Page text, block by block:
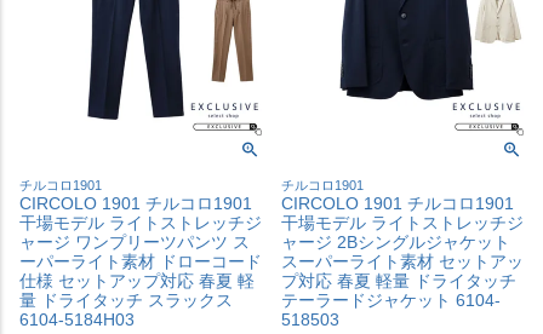
チルコロ1901
CIRCOLO 1901 チルコロ1901
干場モデル ライトストレッチジ
ャージ ワンプリーツパンツ ス
ーパーライト素材 ドローコード
仕様 セットアップ対応 春夏 軽
量 ドライタッチ スラックス
6104-5184H03
チルコロ1901
CIRCOLO 1901 チルコロ1901
干場モデル ライトストレッチジ
ャージ 2Bシングルジャケット
スーパーライト素材 セットアッ
プ対応 春夏 軽量 ドライタッチ
テーラードジャケット 6104-
518503